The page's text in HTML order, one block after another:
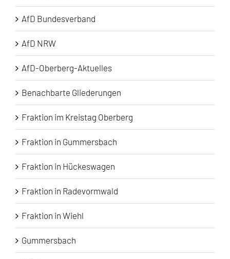
AfD Bundesverband
AfD NRW
AfD-Oberberg-Aktuelles
Benachbarte Gliederungen
Fraktion im Kreistag Oberberg
Fraktion in Gummersbach
Fraktion in Hückeswagen
Fraktion in Radevormwald
Fraktion in Wiehl
Gummersbach